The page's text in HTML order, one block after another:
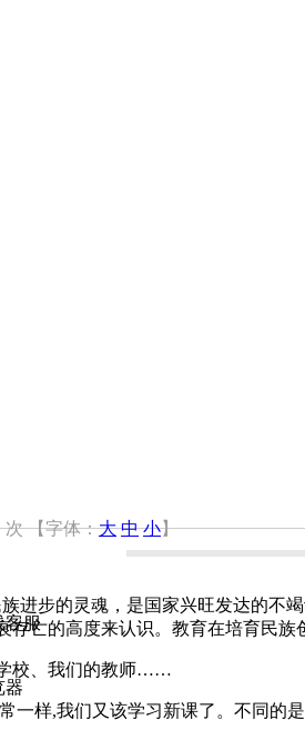
客服
器
次 【字体：大 中 小】
进步的灵魂，是国家兴旺发达的不
存亡的高度来认识。教育在培育民
校、我们的教师……
样,我们又该学习新课了。不同的是